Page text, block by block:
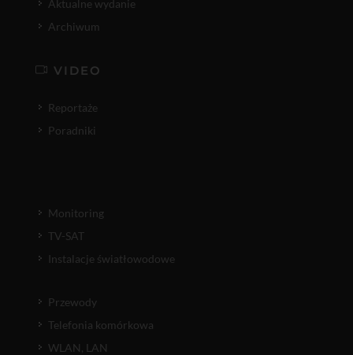
Aktualne wydanie
Archiwum
VIDEO
Reportaże
Poradniki
Monitoring
TV-SAT
Instalacje światłowodowe
Przewody
Telefonia komórkowa
WLAN, LAN